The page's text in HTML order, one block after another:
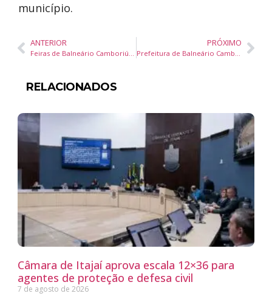
município.
ANTERIOR
Feiras de Balneário Camboriú recebem primeira tenda doada por apoiador cultural
PRÓXIMO
Prefeitura de Balneário Camboriú contrata empresa para otimizar manutenção da iluminação pública
RELACIONADOS
Câmara de Itajaí aprova escala 12×36 para
agentes de proteção e defesa civil
7 de agosto de 2026